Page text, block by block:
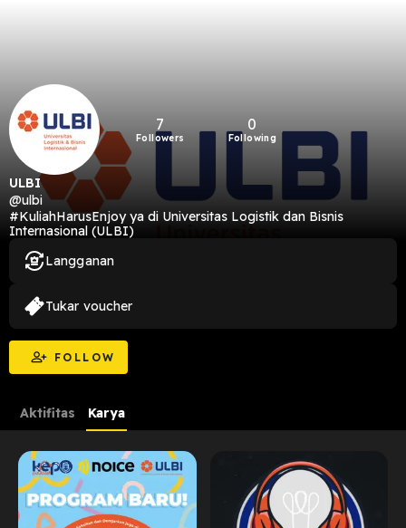
7
Followers
0
Following
ULBI
@ulbi
#KuliahHarusEnjoy ya di Universitas Logistik dan Bisnis
Internasional (ULBI)
FOLLOW
Langganan
Tukar voucher
Aktifitas Karya